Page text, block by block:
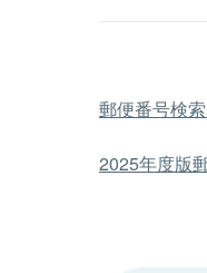
郵便番号検
2025年度版